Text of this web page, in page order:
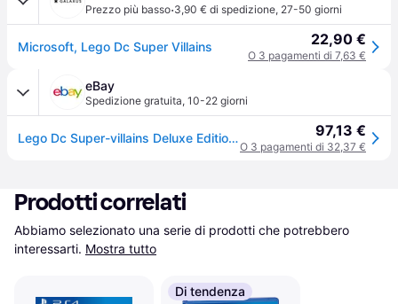
Prezzo più basso·3,90 € di spedizione, 27-50 giorni
Microsoft, Lego Dc Super Villains 22,90 €
O 3 pagamenti di 7,63 €
eBay
Spedizione gratuita, 10-22 giorni
Lego Dc Super-villains Deluxe Edition - Playstation 4 Plays (sony Playstation 4) 97,13 €
O 3 pagamenti di 32,37 €
Prodotti correlati
Abbiamo selezionato una serie di prodotti che potrebbero
interessarti. Mostra tutto
Di tendenza